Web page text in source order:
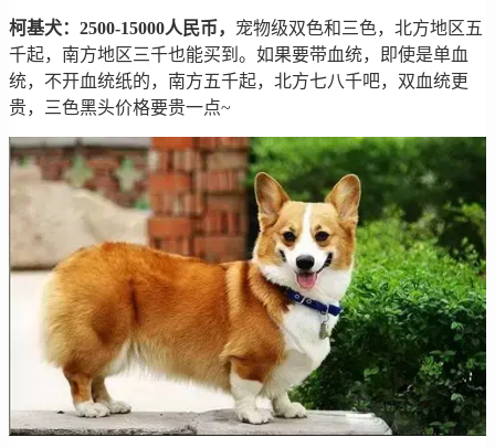
柯基犬：2500-15000人民币， 宠物级双色和三色，北方地区五
千起，南方地区三千也能买到。如果要带血统，即使是单血
统，不开血统纸的，南方五千起，北方七八千吧，双血统更
贵，三色黑头价格要贵一点~